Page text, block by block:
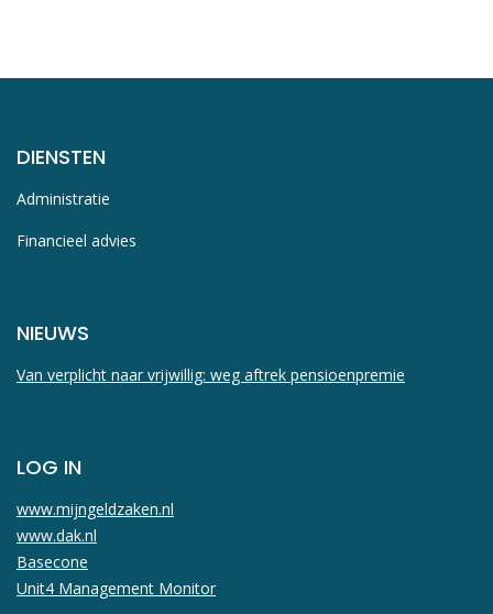
DIENSTEN
Administratie
Financieel advies
NIEUWS
Van verplicht naar vrijwillig: weg aftrek pensioenpremie
LOG IN
www.mijngeldzaken.nl
www.dak.nl
Basecone
Unit4 Management Monitor